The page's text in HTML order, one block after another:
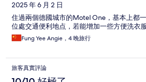
2025 年 6 月 2 日
住過兩個德國城市的Motel One，基本上都
位處交通便利地点，若能增加一些方便洗衣
Fung Yee Angie，4 晚旅行
旅客真實評論